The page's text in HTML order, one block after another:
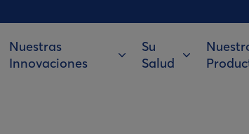
Nuestras
Innovaciones
Su
Salud